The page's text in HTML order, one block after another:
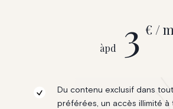
àpd 3 € /
Du contenu exclusif dans
préférées, un accès illimité à